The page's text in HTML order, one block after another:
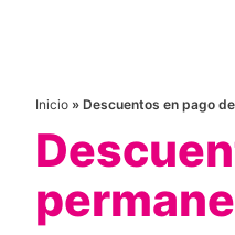
Inicio » Descuentos en pago